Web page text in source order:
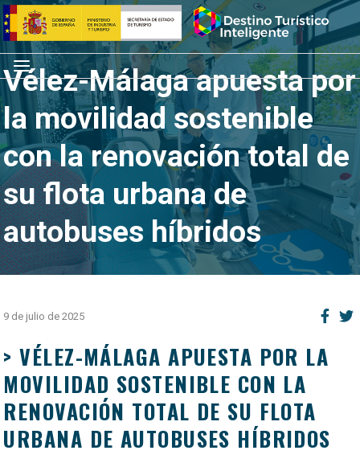
Saltar
al
contenido
Inicio
Menú
Vélez-Málaga apuesta por
la movilidad sostenible
con la renovación total de
su flota urbana de
autobuses híbridos
9 de julio de 2025
> VÉLEZ-MÁLAGA APUESTA POR LA
MOVILIDAD SOSTENIBLE CON LA
RENOVACIÓN TOTAL DE SU FLOTA
URBANA DE AUTOBUSES HÍBRIDOS